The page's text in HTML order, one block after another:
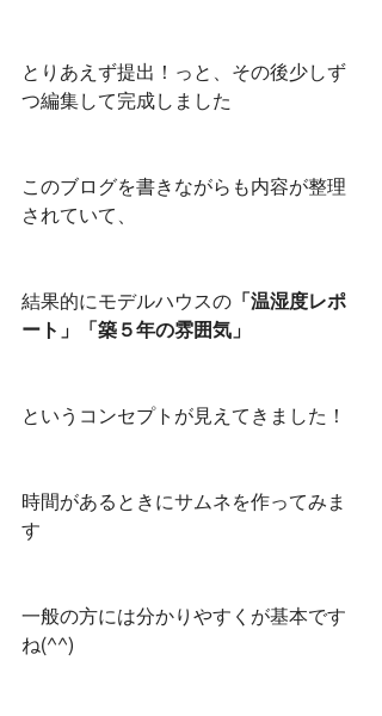
とりあえず提出！っと、その後少しず
つ編集して完成しました
このブログを書きながらも内容が整理
されていて、
結果的にモデルハウスの 「温湿度レポ
ート」「築５年の雰囲気」
というコンセプトが見えてきました！
時間があるときにサムネを作ってみま
す
一般の方には分かりやすくが基本です
ね(^^)